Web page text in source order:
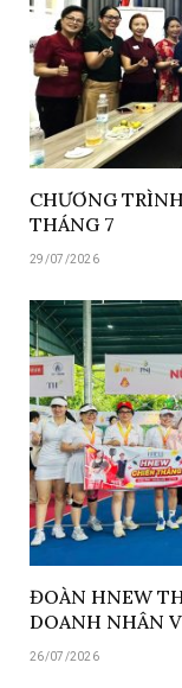
CHƯƠNG
THÁNG 7
29/07/2026
ĐOÀN HNEW
DOANH NHÂN
26/07/2026